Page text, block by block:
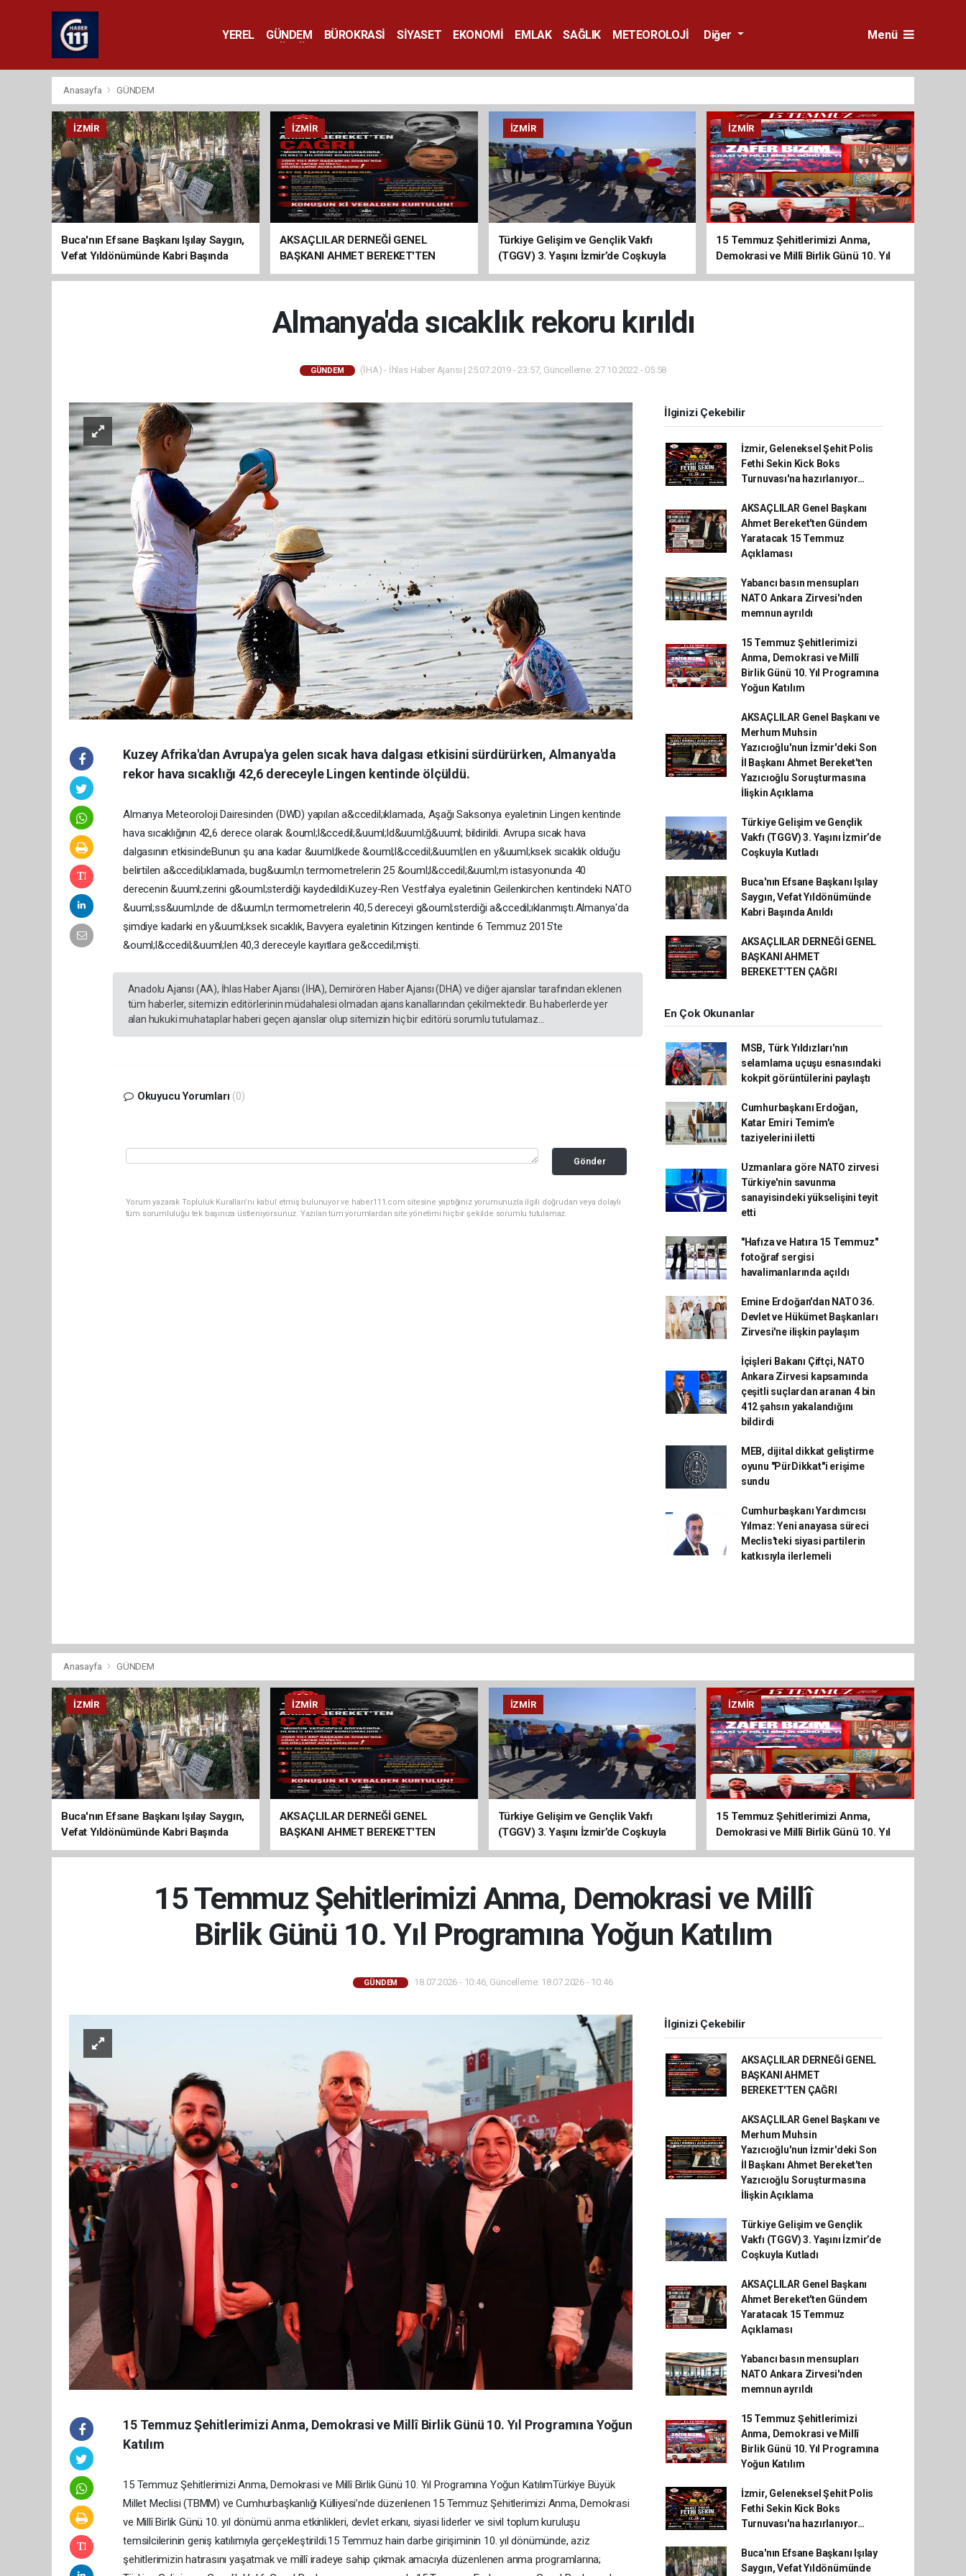
YEREL GÜNDEM BÜROKRASİ SİYASET EKONOMİ EMLAK SAĞLIK
METEOROLOJİ
Diğer Menü
Anasayfa GÜNDEM
İZMIR
Buca'nın Efsane Başkanı Işılay Saygın,
Vefat Yıldönümünde Kabri Başında
Anıldı
İZMIR
AKSAÇLILAR DERNEĞİ GENEL
BAŞKANI AHMET BEREKET'TEN
ÇAĞRI
İZMIR
Türkiye Gelişim ve Gençlik Vakfı
(TGGV) 3. Yaşını İzmir’de Coşkuyla
Kutladı
İZMIR
15 Temmuz Şehitlerimizi Anma,
Demokrasi ve Millî Birlik Günü 10. Yıl
Programına Yoğun Katılım
Almanya'da sıcaklık rekoru kırıldı
GÜNDEM (İHA) - İhlas Haber Ajansı | 25.07.2019 - 23:57, Güncelleme: 27.10.2022 - 05:58
Kuzey Afrika'dan Avrupa'ya gelen sıcak hava dalgası etkisini sürdürürken, Almanya'da
rekor hava sıcaklığı 42,6 dereceyle Lingen kentinde ölçüldü.
Almanya Meteoroloji Dairesinden (DWD) yapılan a&ccedil;ıklamada, Aşağı Saksonya eyaletinin Lingen kentinde
hava sıcaklığının 42,6 derece olarak &ouml;l&ccedil;&uuml;ld&uuml;ğ&uuml; bildirildi. Avrupa sıcak hava
dalgasının etkisindeBunun şu ana kadar &uuml;lkede &ouml;l&ccedil;&uuml;len en y&uuml;ksek sıcaklık olduğu
belirtilen a&ccedil;ıklamada, bug&uuml;n termometrelerin 25 &ouml;l&ccedil;&uuml;m istasyonunda 40
derecenin &uuml;zerini g&ouml;sterdiği kaydedildi.Kuzey-Ren Vestfalya eyaletinin Geilenkirchen kentindeki NATO
&uuml;ss&uuml;nde de d&uuml;n termometrelerin 40,5 dereceyi g&ouml;sterdiği a&ccedil;ıklanmıştı.Almanya'da
şimdiye kadarki en y&uuml;ksek sıcaklık, Bavyera eyaletinin Kitzingen kentinde 6 Temmuz 2015'te
&ouml;l&ccedil;&uuml;len 40,3 dereceyle kayıtlara ge&ccedil;mişti.
Anadolu Ajansı (AA), İhlas Haber Ajansı (İHA), Demirören Haber Ajansı (DHA) ve diğer ajanslar tarafından eklenen
tüm haberler, sitemizin editörlerinin müdahalesi olmadan ajans kanallarından çekilmektedir. Bu haberlerde yer
alan hukuki muhataplar haberi geçen ajanslar olup sitemizin hiç bir editörü sorumlu tutulamaz...
Okuyucu Yorumları (0)
Gönder
Yorum yazarak Topluluk Kuralları’nı kabul etmiş bulunuyor ve haber111.com sitesine yaptığınız yorumunuzla ilgili doğrudan veya dolaylı
tüm sorumluluğu tek başınıza üstleniyorsunuz. Yazılan tüm yorumlardan site yönetimi hiçbir şekilde sorumlu tutulamaz.
İlginizi Çekebilir
İzmir, Geleneksel Şehit Polis
Fethi Sekin Kick Boks
Turnuvası'na hazırlanıyor…
AKSAÇLILAR Genel Başkanı
Ahmet Bereket'ten Gündem
Yaratacak 15 Temmuz
Açıklaması
Yabancı basın mensupları
NATO Ankara Zirvesi'nden
memnun ayrıldı
15 Temmuz Şehitlerimizi
Anma, Demokrasi ve Millî
Birlik Günü 10. Yıl Programına
Yoğun Katılım
AKSAÇLILAR Genel Başkanı ve
Merhum Muhsin
Yazıcıoğlu'nun İzmir'deki Son
İl Başkanı Ahmet Bereket'ten
Yazıcıoğlu Soruşturmasına
İlişkin Açıklama
Türkiye Gelişim ve Gençlik
Vakfı (TGGV) 3. Yaşını İzmir’de
Coşkuyla Kutladı
Buca'nın Efsane Başkanı Işılay
Saygın, Vefat Yıldönümünde
Kabri Başında Anıldı
AKSAÇLILAR DERNEĞİ GENEL
BAŞKANI AHMET
BEREKET'TEN ÇAĞRI
En Çok Okunanlar
MSB, Türk Yıldızları'nın
selamlama uçuşu esnasındaki
kokpit görüntülerini paylaştı
Cumhurbaşkanı Erdoğan,
Katar Emiri Temim'e
taziyelerini iletti
Uzmanlara göre NATO zirvesi
Türkiye'nin savunma
sanayisindeki yükselişini teyit
etti
"Hafıza ve Hatıra 15 Temmuz"
fotoğraf sergisi
havalimanlarında açıldı
Emine Erdoğan'dan NATO 36.
Devlet ve Hükümet Başkanları
Zirvesi'ne ilişkin paylaşım
İçişleri Bakanı Çiftçi, NATO
Ankara Zirvesi kapsamında
çeşitli suçlardan aranan 4 bin
412 şahsın yakalandığını
bildirdi
MEB, dijital dikkat geliştirme
oyunu "PürDikkat"i erişime
sundu
Cumhurbaşkanı Yardımcısı
Yılmaz: Yeni anayasa süreci
Meclis'teki siyasi partilerin
katkısıyla ilerlemeli
Anasayfa GÜNDEM
İZMIR
Buca'nın Efsane Başkanı Işılay Saygın,
Vefat Yıldönümünde Kabri Başında
Anıldı
İZMIR
AKSAÇLILAR DERNEĞİ GENEL
BAŞKANI AHMET BEREKET'TEN
ÇAĞRI
İZMIR
Türkiye Gelişim ve Gençlik Vakfı
(TGGV) 3. Yaşını İzmir’de Coşkuyla
Kutladı
İZMIR
15 Temmuz Şehitlerimizi Anma,
Demokrasi ve Millî Birlik Günü 10. Yıl
Programına Yoğun Katılım
15 Temmuz Şehitlerimizi Anma, Demokrasi ve Millî
Birlik Günü 10. Yıl Programına Yoğun Katılım
GÜNDEM 18.07.2026 - 10:46, Güncelleme: 18.07.2026 - 10:46
15 Temmuz Şehitlerimizi Anma, Demokrasi ve Millî Birlik Günü 10. Yıl Programına Yoğun
Katılım
15 Temmuz Şehitlerimizi Anma, Demokrasi ve Millî Birlik Günü 10. Yıl Programına Yoğun Katılım ​Türkiye Büyük
Millet Meclisi (TBMM) ve Cumhurbaşkanlığı Külliyesi’nde düzenlenen 15 Temmuz Şehitlerimizi Anma, Demokrasi
ve Millî Birlik Günü 10. yıl dönümü anma etkinlikleri, devlet erkanı, siyasi liderler ve sivil toplum kuruluşu
temsilcilerinin geniş katılımıyla gerçekleştirildi. ​15 Temmuz hain darbe girişiminin 10. yıl dönümünde, aziz
şehitlerimizin hatırasını yaşatmak ve millî iradeye sahip çıkmak amacıyla düzenlenen anma programlarına;
İlginizi Çekebilir
AKSAÇLILAR DERNEĞİ GENEL
BAŞKANI AHMET
BEREKET'TEN ÇAĞRI
AKSAÇLILAR Genel Başkanı ve
Merhum Muhsin
Yazıcıoğlu'nun İzmir'deki Son
İl Başkanı Ahmet Bereket'ten
Yazıcıoğlu Soruşturmasına
İlişkin Açıklama
Türkiye Gelişim ve Gençlik
Vakfı (TGGV) 3. Yaşını İzmir’de
Coşkuyla Kutladı
AKSAÇLILAR Genel Başkanı
Ahmet Bereket'ten Gündem
Yaratacak 15 Temmuz
Açıklaması
Yabancı basın mensupları
NATO Ankara Zirvesi'nden
memnun ayrıldı
15 Temmuz Şehitlerimizi
Anma, Demokrasi ve Millî
Birlik Günü 10. Yıl Programına
Yoğun Katılım
İzmir, Geleneksel Şehit Polis
Fethi Sekin Kick Boks
Turnuvası'na hazırlanıyor…
Buca'nın Efsane Başkanı Işılay
Saygın, Vefat Yıldönümünde